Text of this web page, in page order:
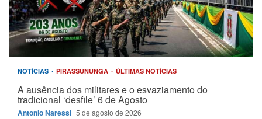
NOTÍCIAS PIRASSUNUNGA ÚLTIMAS NOTÍCIAS
A ausência dos militares e o esvaziamento do
tradicional ‘desfile’ 6 de Agosto
Antonio Naressi 5 de agosto de 2026